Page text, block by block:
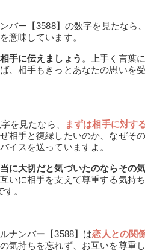
バー【3588】の数字を見たなら、
意味しています。
手に伝えましょう 。上手く言葉
、相手もきっとあなたの思いを
を見たなら、
まずは相手に対す
相手と復縁したいのか、なぜそ
イスを送っていますよ。
に大切だと気づいたのならその
いに相手を支えて尊重する気持
。
ナンバー【3588】は恋人との関
気持ちを忘れず、お互いを尊重